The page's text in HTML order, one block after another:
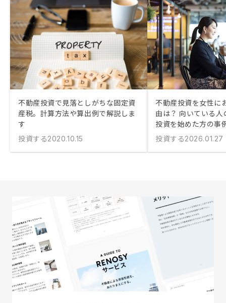
不動産投資で見落としがちな固定資
産税。計算方法や算出例で解説しま
す
投資する2020.10.15
不動産投資を女性に
由は？ 向いている
投資を始めた方の事
投資する2026.01.27